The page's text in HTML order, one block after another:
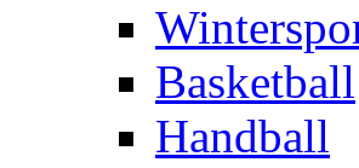
Basketball
Handball